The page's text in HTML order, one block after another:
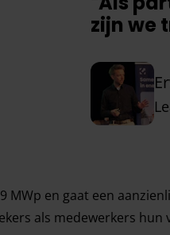
zijn we
en gaat een
als medewerkers